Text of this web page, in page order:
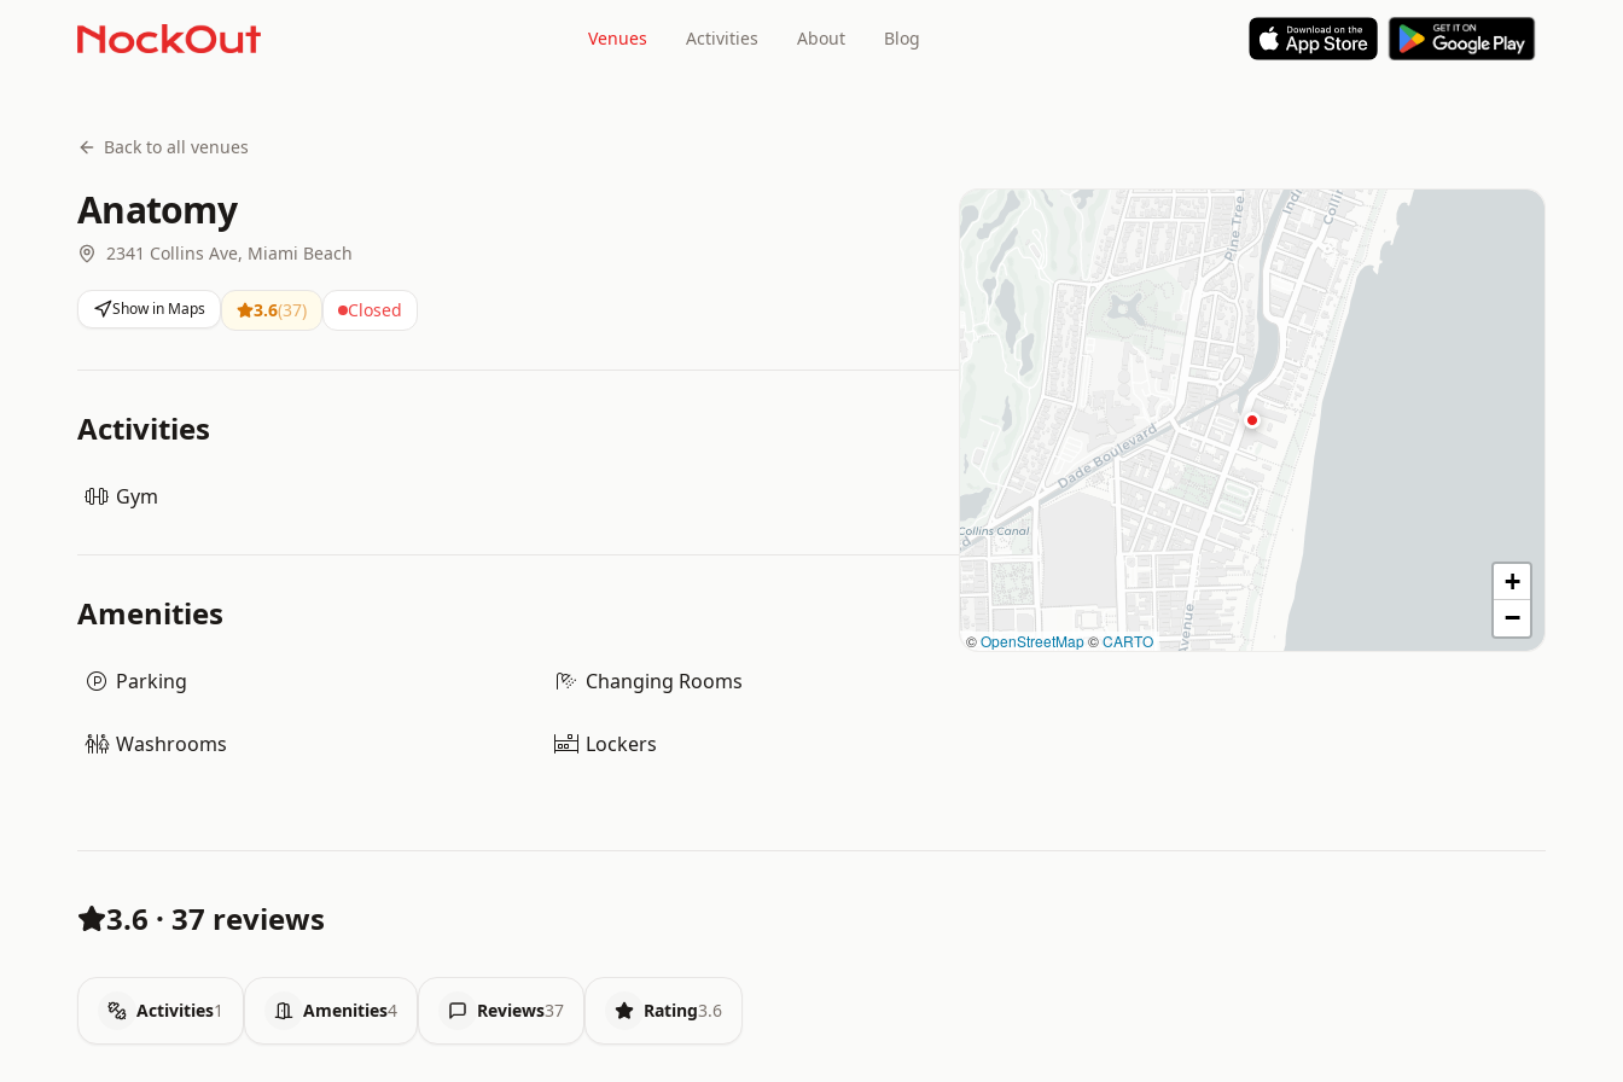
Venues Activities About Blog
Back to all venues
Anatomy
2341 Collins Ave, Miami Beach
Show in Maps 3.6(37) Closed
Activities
Gym
Amenities
Parking Changing Rooms
Washrooms Lockers
©OpenStreetMap©CARTO
+
−
3.6 · 37 reviews
Activities1 Amenities4 Reviews37 Rating3.6